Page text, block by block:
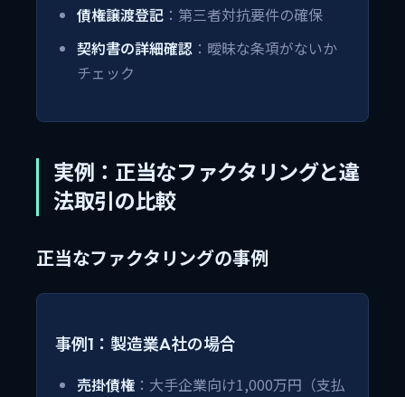
債権譲渡登記 ：第三者対抗要件の確保
契約書の詳細確認 ：曖昧な条項がないか
チェック
実例：正当なファクタリングと違
法取引の比較
正当なファクタリングの事例
事例1：製造業A社の場合
売掛債権 ：大手企業向け1,000万円（支払